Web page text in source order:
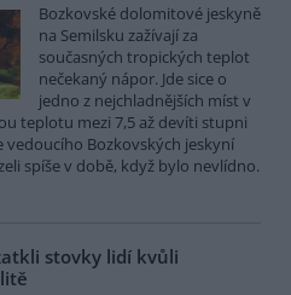
Bozkovské dolomitové jeskyně
na Semilsku zažívají za
současných tropických teplot
nečekaný nápor. Jde sice o
jedno z nejchladnějších míst v
teplotu mezi 7,5 až devíti stupni
Bozkovských jeskyní
spíše v době, když bylo nevlídno.
stovky lidí kvůli